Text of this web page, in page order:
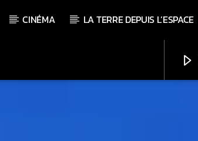
CINÉMA LA TERRE DEPUIS L’ESPACE